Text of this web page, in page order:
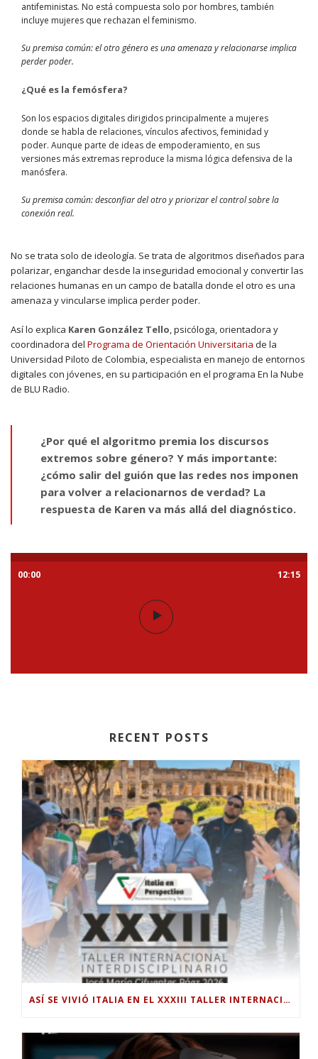
antifeministas. No está compuesta solo por hombres, también
incluye mujeres que rechazan el feminismo.
Su premisa común: el otro género es una amenaza y relacionarse implica
perder poder.
¿Qué es la femósfera?
Son los espacios digitales dirigidos principalmente a mujeres
donde se habla de relaciones, vínculos afectivos, feminidad y
poder. Aunque parte de ideas de empoderamiento, en sus
versiones más extremas reproduce la misma lógica defensiva de la
manósfera.
Su premisa común: desconfiar del otro y priorizar el control sobre la
conexión real.
No se trata solo de ideología. Se trata de algoritmos diseñados para
polarizar, enganchar desde la inseguridad emocional y convertir las
relaciones humanas en un campo de batalla donde el otro es una
amenaza y vincularse implica perder poder.
Así lo explica Karen González Tello, psicóloga, orientadora y
coordinadora del Programa de Orientación Universitaria de la
Universidad Piloto de Colombia, especialista en manejo de entornos
digitales con jóvenes, en su participación en el programa En la Nube
de BLU Radio.
¿Por qué el algoritmo premia los discursos
extremos sobre género? Y más importante:
¿cómo salir del guión que las redes nos imponen
para volver a relacionarnos de verdad? La
respuesta de Karen va más allá del diagnóstico.
00:00 12:15
RECENT POSTS
ASÍ SE VIVIÓ ITALIA EN EL XXXIII TALLER INTERNACIONAL INTERDISCIPLINAR